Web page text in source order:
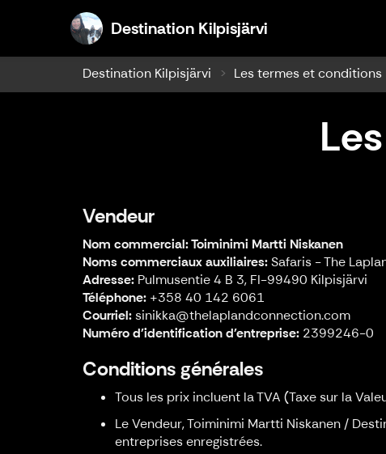
Destination Kilpisjärvi
Destination Kilpisjärvi Les termes et conditions
Vendeur
Nom commercial: Toiminimi Martti Niskanen
Noms commerciaux auxiliaires:Safaris - The
Adresse: Pulmusentie 4 B 3, FI-99490 Kilpisjärvi
Téléphone: +358 40 142 6061
Courriel:sinikka@thelaplandconnection.com
Numéro d'identification d'entreprise: 2399246-0
Conditions générales
Tous les prix incluent la TVA (Taxe sur la
Le Vendeur, Toiminimi Martti Niskanen /
entreprises enregistrées.